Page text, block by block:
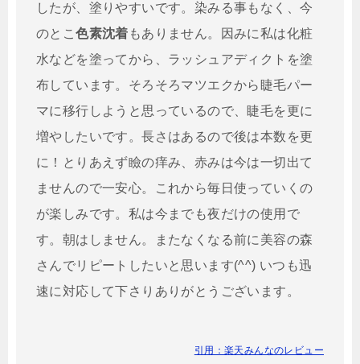
したが、塗りやすいです。染みる事もなく、今
のとこ色素沈着 もありません。因みに私は化粧
水などを塗ってから、ラッシュアディクトを塗
布しています。そろそろマツエクから睫毛パー
マに移行しようと思っているので、睫毛を更に
増やしたいです。長さはあるので後は本数を更
に！とりあえず瞼の痒み、赤みは今は一切出て
ませんので一安心。これから毎日使っていくの
が楽しみです。私は今までも夜だけの使用で
す。朝はしません。またなくなる前に美容の森
さんでリピートしたいと思います(^^) いつも迅
速に対応して下さりありがとうございます。
引用：楽天みんなのレビュー